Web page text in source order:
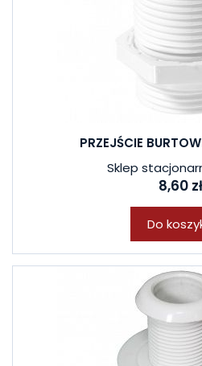
PRZEJŚCIE
Sklep
8,60 zł
Do